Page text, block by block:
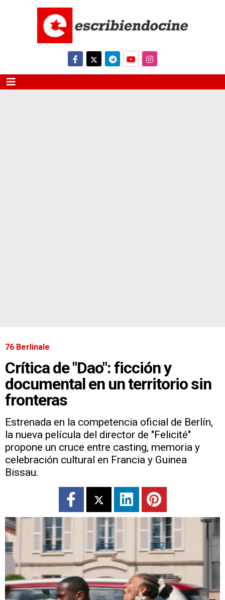
76 Berlinale
Crítica de "Dao": ficción y
documental en un territorio sin
fronteras
Estrenada en la competencia oficial de Berlín,
la nueva película del director de "Felicité"
propone un cruce entre casting, memoria y
celebración cultural en Francia y Guinea
Bissau.